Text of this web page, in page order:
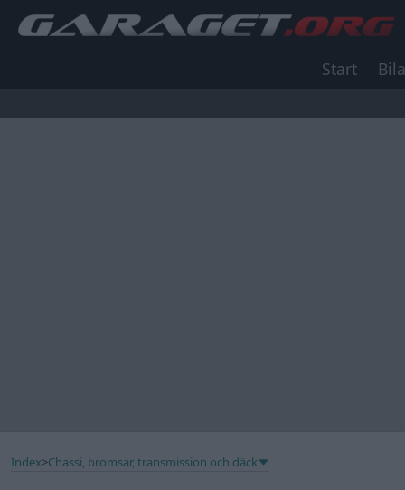
Start
Index>Chassi, bromsar, transmission och däck